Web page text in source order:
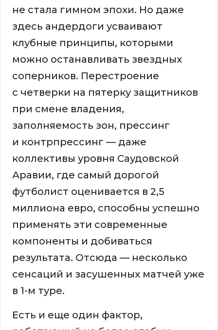
не стала гимном эпохи. Но даже
здесь андердоги усваивают
клубные принципы, которыми
можно останавливать звездных
соперников. Перестроение
с четверки на пятерку защитников
при смене владения,
заполняемость зон, прессинг
и контрпрессинг — даже
коллективы уровня Саудовской
Аравии, где самый дорогой
футболист оценивается в 2,5
миллиона евро, способны успешно
применять эти современные
компоненты и добиваться
результата. Отсюда — несколько
сенсаций и засушенных матчей уже
в 1-м туре.
Есть и еще один фактор,